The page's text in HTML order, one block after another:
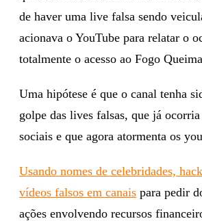
de haver uma live falsa sendo
acionava o YouTube para relatar o
totalmente o acesso ao Fogo
Uma hipótese é que o canal tenha
golpe das lives falsas, que já
sociais e que agora atormenta os
Usando nomes de celebridades,
vídeos falsos em canais para pedir
ações envolvendo recursos